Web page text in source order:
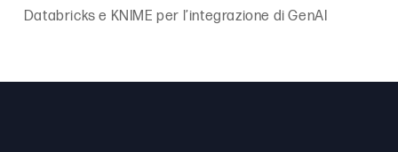
Databricks e KNIME per l’integrazione di GenAI